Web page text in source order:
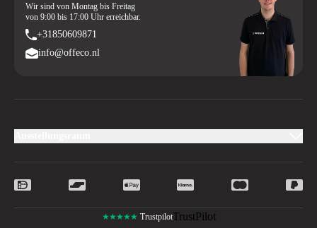
Wir sind von Montag bis Freitag
von 9:00 bis 17:00 Uhr erreichbar.
+31850609871
info@offeco.nl
★★★★★ TrustpilotTrustPilot